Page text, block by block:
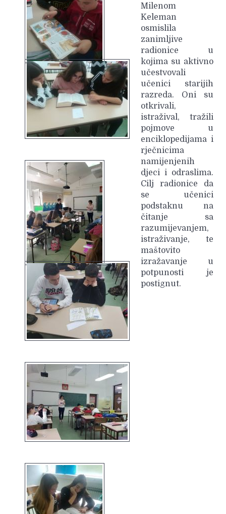
Milenom
Keleman
osmislila
zanimljive
radionice u
kojima su aktivno
učestvovali
učenici starijih
razreda. Oni su
otkrivali,
istražival, tražili
pojmove u
enciklopedijama i
rječnicima
namijenjenih
djeci i odraslima.
Cilj radionice da
se učenici
podstaknu na
čitanje sa
razumijevanjem,
istraživanje, te
maštovito
izražavanje u
potpunosti je
postignut.